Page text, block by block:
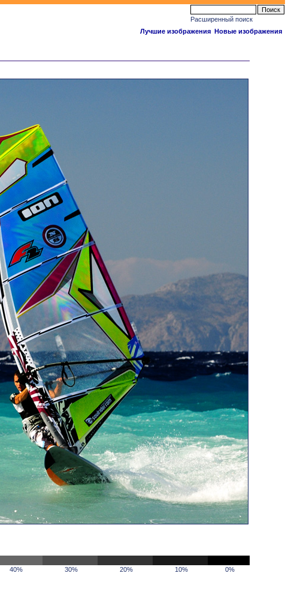
Расширенный поиск
Лучшие изображения Новые изображения
40% 30% 20% 10% 0%